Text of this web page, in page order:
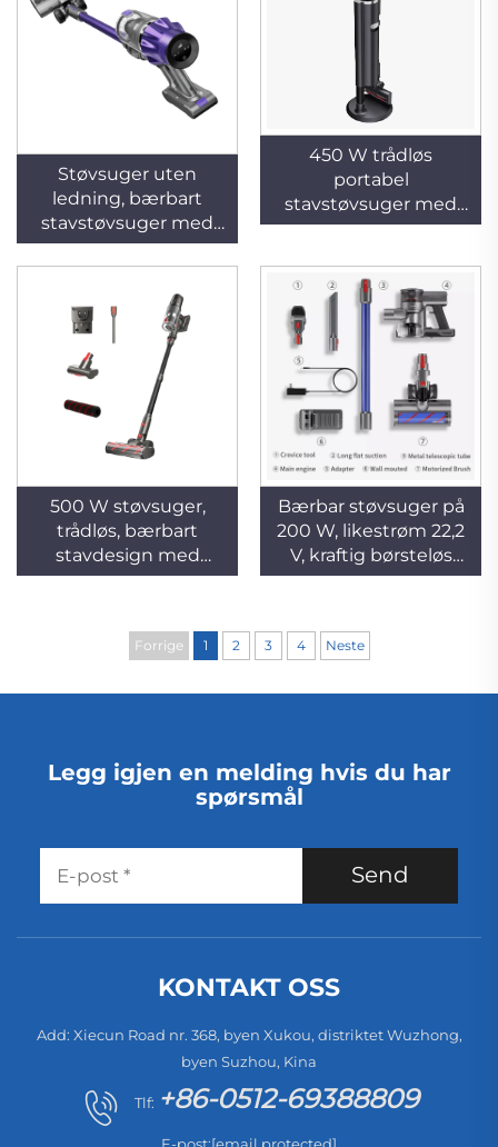
husholdning
håndholdt, trådløs og
tørre
Støvsuger uten
ledning, bærbart
stavstøvsuger med
syklonfunksjon for
husholdningsbruk,
rengjøring av teppe
og dyr
450 W trådløs
portabel
stavstøvsuger med
syklonfunksjon for
egnet for rengjøring
av katter og teppe,
med
støvsamlingsstasjon
500 W støvsuger,
trådløs, bærbart
stavdesign med
syklonteknologi for
for rengjøring av
klesplagg og teppe
Bærbar støvsuger på
200 W, likestrøm 22,2
V, kraftig børsteløs
motor, tørrefunksjon,
for hoteller
Forrige 1 2 3 4 Neste
Legg igjen en melding hvis du har
spørsmål
Send
KONTAKT OSS
Add: Xiecun Road nr. 368, byen Xukou, distriktet Wuzhong,
byen Suzhou, Kina
Tlf: +86-0512-69388809
E-post:[email protected]